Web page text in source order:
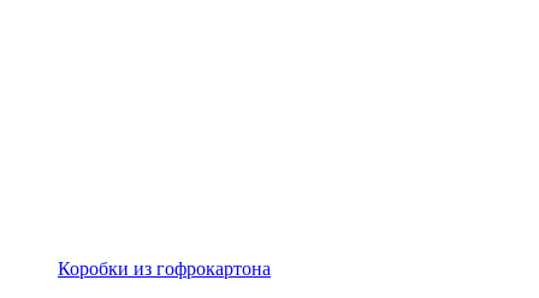
Коробки из гофрокартона